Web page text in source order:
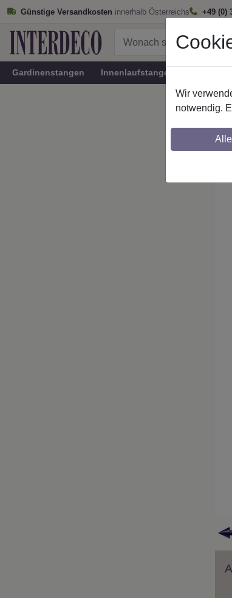
Günstige Versandkosten innerhalb Österreichs +49 (0)
Gardinenstangen Innenlaufstangen
Wir
notwendig.